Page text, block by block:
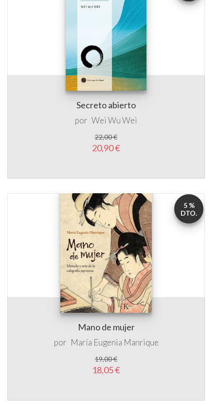
Secreto abierto
por Wei Wu Wei
22,00 €
20,90 €
Mano de mujer
por María Eugenia Manrique
19,00 €
18,05 €
5 %
DTO.